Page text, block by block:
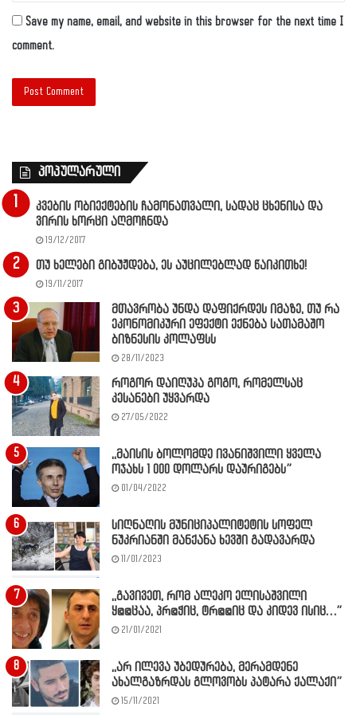
Save my name, email, and website in this browser for the next time I
comment.
პოპულარული
კვების ობიექტების ჩამონათვალი, სადაც ცხენისა და
ვირის ხორცი აღმოჩნდა
19/12/2017
თუ ხელები გიბუჟდება, ეს აუცილებლად წაიკითხე!
19/11/2017
მთავრობა უნდა დაფიქრდეს იმაზე, თუ რა
ეკონომიკური ეფექტი ექნება სათამაშო
ბიზნესის კოლაფსს
28/11/2023
როგორ დაიღუპა გოგო, რომელსაც
კესანები უყვარდა
27/05/2022
,,მაისის ბოლომდე ივანიშვილი ყველა
ოჯახს 1 000 დოლარს დაურიგებს”
01/04/2022
სიღნაღის მუნიციპალიტეტის სოფელ
ნუკრიანში მანქანა ხევში გადავარდა
11/01/2023
,,გავივეთ, რომ ალეკო ელისაშვილი
ყ@@ცაა, პრ@ჭიც, ტრ@@იც და კიდევ ისიც…”
21/01/2021
,,არ ილევა უბედურება, მერამდენე
ახალგაზრდას გლოვობს პატარა ქალაქი”
15/11/2021